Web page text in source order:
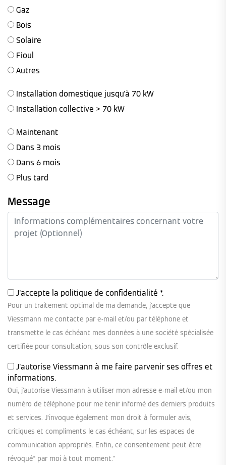
Gaz
Bois
Solaire
Fioul
Autres
Installation domestique jusqu'à 70 kW
Installation collective > 70 kW
Maintenant
Dans 3 mois
Dans 6 mois
Plus tard
Message
J'accepte la politique de confidentialité *.
Pour un traitement optimal de ma demande, j'accepte que
Viessmann me contacte par e-mail et/ou par téléphone et
transmette le cas échéant mes données à une société spécialisée
certifiée pour consultation, sous son contrôle exclusif.
J'autorise Viessmann à me faire parvenir ses offres et
informations.
Oui, j'autorise Viessmann à utiliser mon adresse e-mail et/ou mon
numéro de téléphone pour me tenir informé des derniers produits
et services. J’invoque également mon droit à formuler avis,
critiques et compliments le cas échéant, sur les espaces de
communication appropriés. Enfin, ce consentement peut être
révoqué* par moi à tout moment."